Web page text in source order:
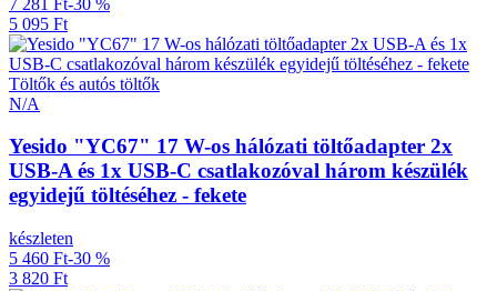
5 095 Ft
Töltők és autós töltők
N/A
Yesido "YC67" 17 W-os hálózati töltőadapter 2x
USB-A és 1x USB-C csatlakozóval három készülék
egyidejű töltéséhez - fekete
készleten
5 460 Ft-30 %
3 820 Ft